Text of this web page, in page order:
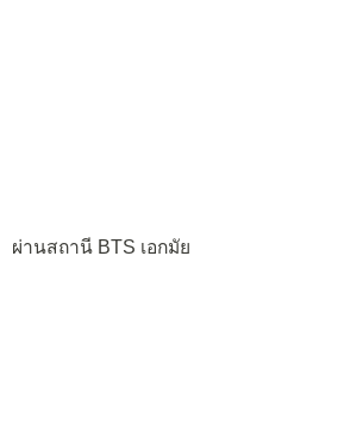
ผ่านสถานี BTS เอกมัย